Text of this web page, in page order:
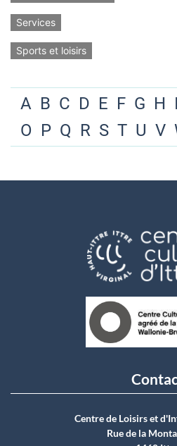
Services
Sports et loisirs
A B C D E F G H I
O P Q R S T U V
Centre de Loisirs et
Rue de la